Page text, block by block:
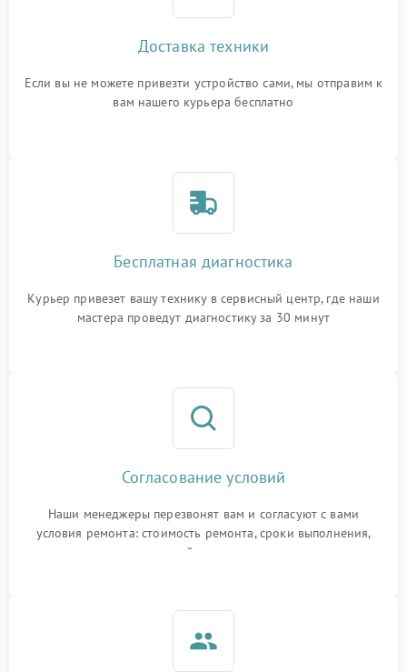
Доставка техники
Если вы не можете привезти устройство сами, мы отправим к
вам нашего курьера бесплатно
Бесплатная диагностика
Курьер привезет вашу технику в сервисный центр, где наши
мастера проведут диагностику за 30 минут
Согласование условий
Наши менеджеры перезвонят вам и согласуют с вами
условия ремонта: стоимость ремонта, сроки выполнения,
гарантийные условия